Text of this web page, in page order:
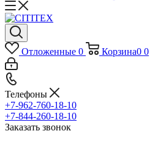
Отложенные 0 Корзина0 0
Телефоны
+7-962-760-18-10
+7-844-260-18-10
Заказать звонок